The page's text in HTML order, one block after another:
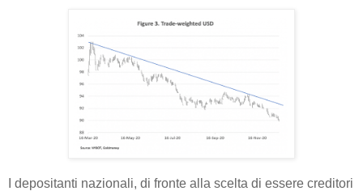
I depositanti nazionali, di fronte alla scelta di essere creditori